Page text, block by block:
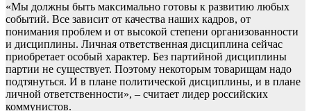
«Мы должны быть максимально готовы к развитию любых
событий. Все зависит от качества наших кадров, от
понимания проблем и от высокой степени организованности
и дисциплины. Личная ответственная дисциплина сейчас
приобретает особый характер. Без партийной дисциплины
партии не существует. Поэтому некоторым товарищам надо
подтянуться. И в плане политической дисциплины, и в плане
личной ответственности», – считает лидер российских
коммунистов.